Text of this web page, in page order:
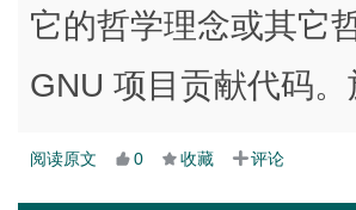
它的哲学理念或其它
GNU 项目贡献代码
阅读原文 0 收藏 评论